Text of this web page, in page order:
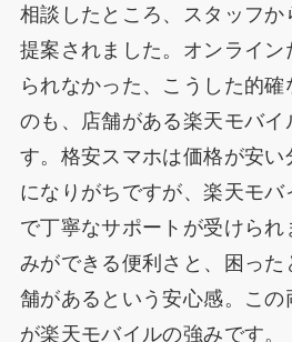
相談したところ、スタッフ
提案されました。オンライ
られなかった、こうした的
のも、店舗がある楽天モバ
す。格安スマホは価格が安い
になりがちですが、楽天モ
で丁寧なサポートが受けら
みができる便利さと、困っ
舗があるという安心感。こ
が楽天モバイルの強みです。